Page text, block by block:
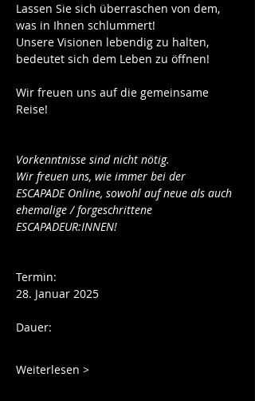
Lassen Sie sich überraschen von dem,
was in Ihnen schlummert!
Unsere Visionen lebendig zu halten,
bedeutet sich dem Leben zu öffnen!
Wir freuen uns auf die gemeinsame
Reise!
Vorkenntnisse sind nicht nötig.
Wir freuen uns, wie immer bei der
ESCAPADE Online, sowohl auf neue als auch
ehemalige / forgeschrittene
ESCAPADEUR:INNEN!
Termin:
28. Januar 2025
Dauer:
Weiterlesen >